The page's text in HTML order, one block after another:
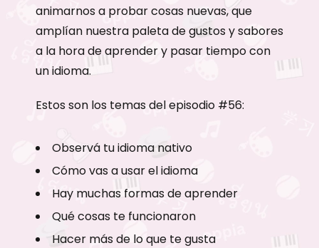
animarnos a probar cosas nuevas, que
amplían nuestra paleta de gustos y sabores
a la hora de aprender y pasar tiempo con
un idioma.
Estos son los temas del episodio #56:
Observá tu idioma nativo
Cómo vas a usar el idioma
Hay muchas formas de aprender
Qué cosas te funcionaron
Hacer más de lo que te gusta